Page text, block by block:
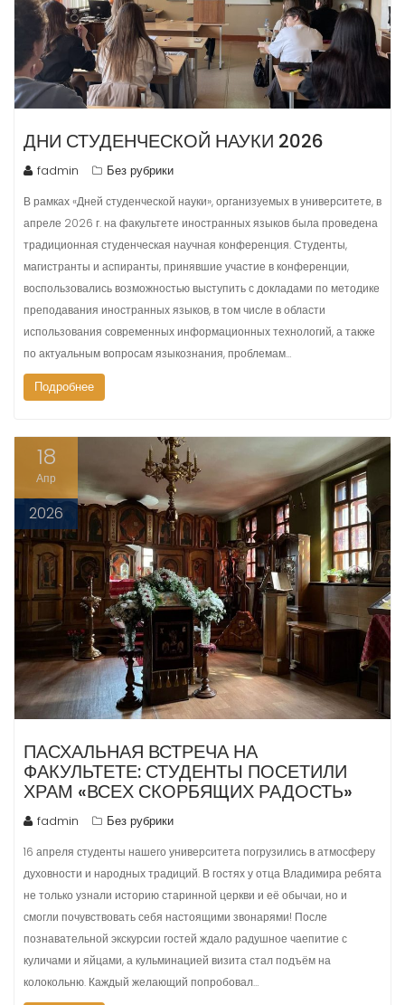
ДНИ СТУДЕНЧЕСКОЙ НАУКИ 2026
fadmin Без рубрики
В рамках «Дней студенческой науки», организуемых в университете, в
апреле 2026 г. на факультете иностранных языков была проведена
традиционная студенческая научная конференция. Студенты,
магистранты и аспиранты, принявшие участие в конференции,
воспользовались возможностью выступить с докладами по методике
преподавания иностранных языков, в том числе в области
использования современных информационных технологий, а также
по актуальным вопросам языкознания, проблемам…
Подробнее
18
Апр
2026
ПАСХАЛЬНАЯ ВСТРЕЧА НА
ФАКУЛЬТЕТЕ: СТУДЕНТЫ ПОСЕТИЛИ
ХРАМ «ВСЕХ СКОРБЯЩИХ РАДОСТЬ»
fadmin Без рубрики
16 апреля студенты нашего университета погрузились в атмосферу
духовности и народных традиций. В гостях у отца Владимира ребята
не только узнали историю старинной церкви и её обычаи, но и
смогли почувствовать себя настоящими звонарями! После
познавательной экскурсии гостей ждало радушное чаепитие с
куличами и яйцами, а кульминацией визита стал подъём на
колокольню. Каждый желающий попробовал…